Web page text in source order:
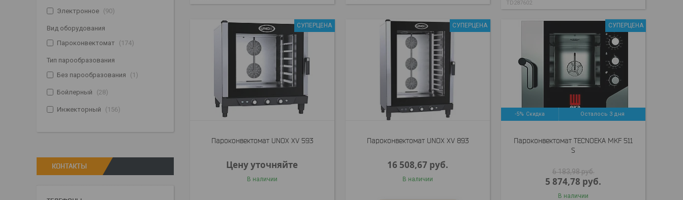
TD287602
СУПЕРЦЕНА
Пароконвектомат UNOX XV 593
Цену уточняйте
В наличии
СУПЕРЦЕНА
Пароконвектомат UNOX XV 893
16 508,67 руб.
В наличии
СУПЕРЦЕНА
-5% Осталось 3 дня
Пароконвектомат TECNOEKA MKF 511
S
6 183,98руб.
5 874,78 руб.
В наличии
Электронное 90
Вид оборудования
Пароконвектомат
174
Тип парообразования
Без парообразования
1
Бойлерный 28
Инжекторный 156
КОНТАКТЫ